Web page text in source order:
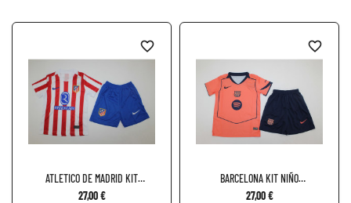
ATLETICO DE MADRID KIT
NIÑO...
27,00 €
favorite_border
BARCELONA KIT NIÑO
TERCERA...
27,00 €
favorite_border